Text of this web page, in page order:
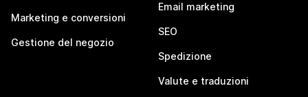
Marketing e conversioni
Gestione del negozio
Email marketing
SEO
Spedizione
Valute e traduzioni